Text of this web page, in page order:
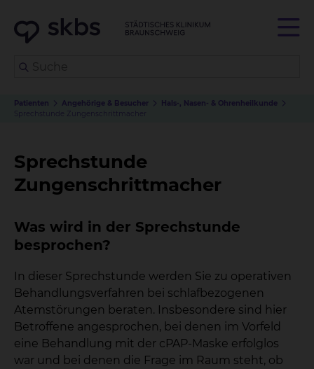
Patienten Angehörige & Besucher
Hals-, Nasen- & Ohrenheilkunde
Sprechstunde Zungenschrittmacher
Sprechstunde
Zungenschrittmacher
Was wird in der Sprechstunde
besprochen?
In dieser Sprechstunde werden Sie zu operativen
Behandlungsverfahren bei schlafbezogenen
Atemstörungen beraten. Insbesondere sind hier
Betroffene angesprochen, bei denen im Vorfeld
eine Behandlung mit der cPAP-Maske erfolglos
war und bei denen die Frage im Raum steht, ob